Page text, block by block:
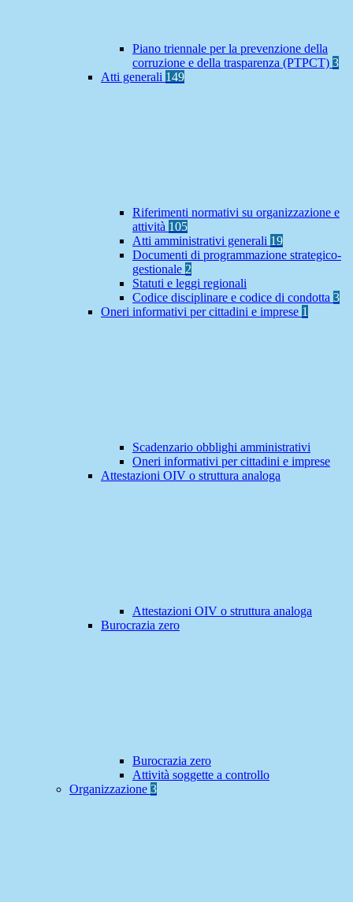
Piano triennale per la prevenzione della
corruzione e della trasparenza (PTPCT) 3
Atti generali 149
Riferimenti normativi su organizzazione e
attività 105
Atti amministrativi generali 19
Documenti di programmazione strategico-
gestionale 2
Statuti e leggi regionali
Codice disciplinare e codice di condotta 3
Oneri informativi per cittadini e imprese 1
Scadenzario obblighi amministrativi
Oneri informativi per cittadini e imprese
Attestazioni OIV o struttura analoga
Attestazioni OIV o struttura analoga
Burocrazia zero
Burocrazia zero
Attività soggette a controllo
Organizzazione 3